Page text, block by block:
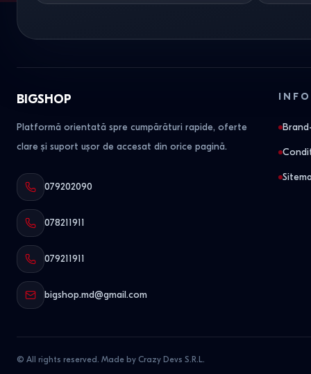
BIGSHOP
Platformă orientată spre cumpărături rapide, oferte
clare și suport ușor de accesat din orice pagină.
079202090
078211911
079211911
bigshop.md@gmail.com
© All rights reserved. Made by Crazy Devs S.R.L.